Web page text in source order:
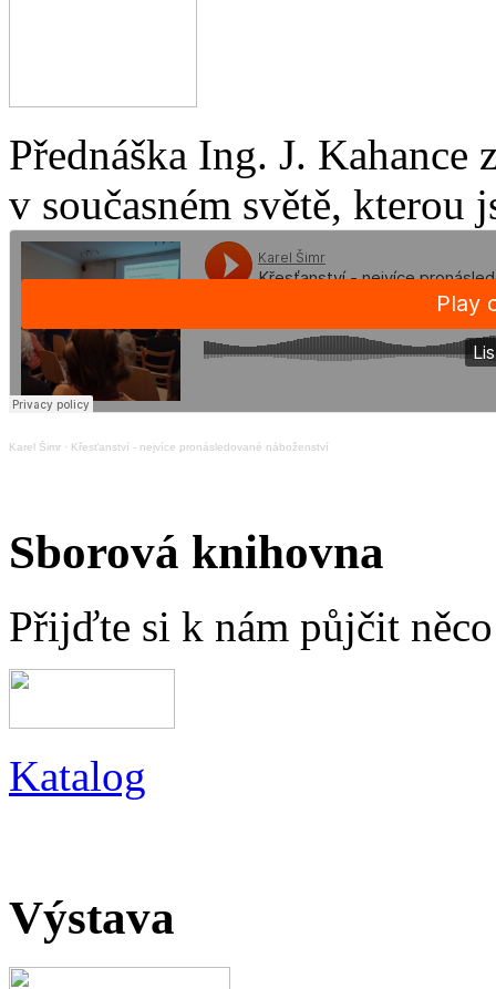
Přednáška Ing. J.
v současném světě, kterou
Karel Šimr · Křesťanství - nejvíce pronásledované náboženství
Sborová knihovna
Přijďte si k nám půjčit
Katalog
Výstava